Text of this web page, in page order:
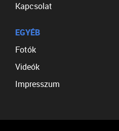
Kapcsolat
EGYÉB
Fotók
Videók
Impresszum